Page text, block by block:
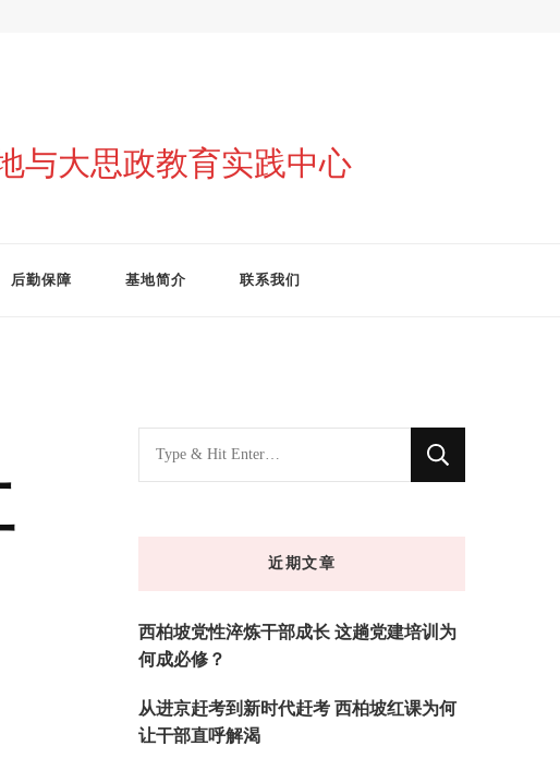
与大思政教育实践中心
后勤保障 基地简介 联系我们
找
什
近期文章
西柏坡党性淬炼干部成长 这趟党建培训为
何成必修？
从进京赶考到新时代赶考 西柏坡红课为何
让干部直呼解渴